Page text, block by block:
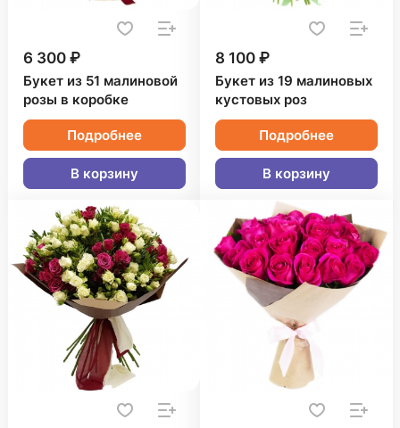
6 300 ₽
Букет из 51 малиновой
розы в коробке
Подробнее
В корзину
8 100 ₽
Букет из 19 малиновых
кустовых роз
Подробнее
В корзину